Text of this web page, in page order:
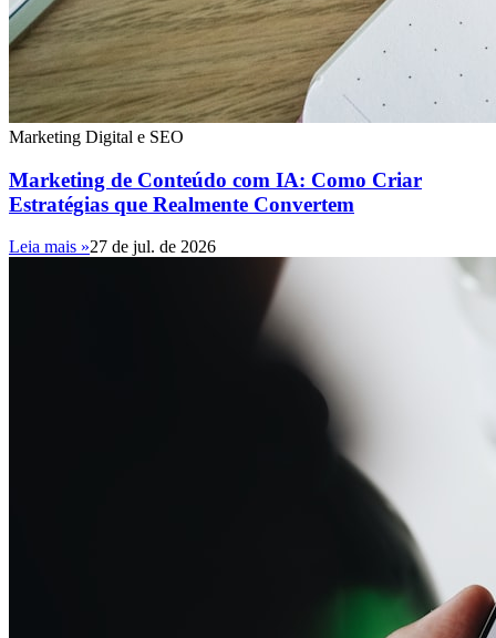
Marketing Digital e SEO
Marketing de Conteúdo com IA: Como Criar
Estratégias que Realmente Convertem
Leia mais »27 de jul. de 2026